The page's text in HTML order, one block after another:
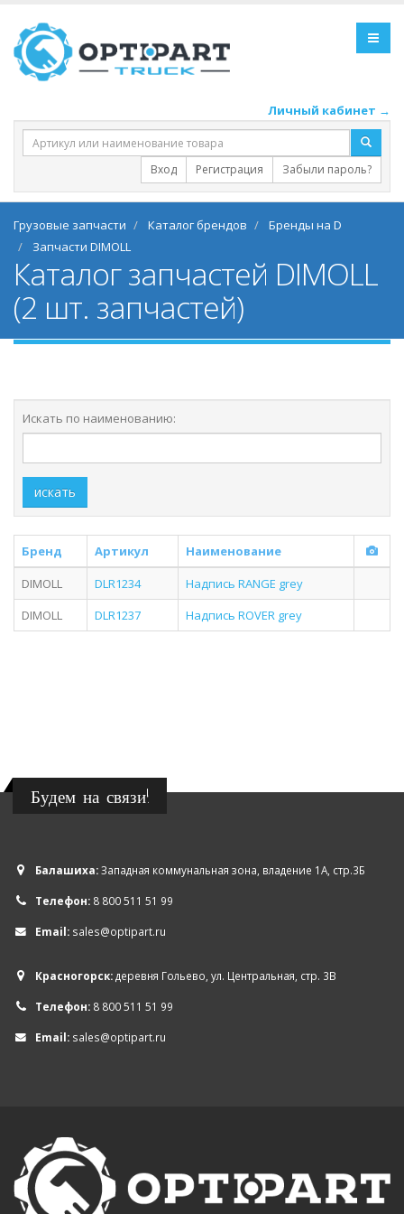
Личный кабинет →
Вход Регистрация Забыли пароль?
Грузовые запчасти Каталог брендов
Бренды на D
Запчасти DIMOLL
Каталог запчастей DIMOLL
(2 шт. запчастей)
Искать по наименованию:
искать
Бренд Артикул
Наименование
DIMOLL
DLR1234
Надпись RANGE grey
DIMOLL
DLR1237 Надпись ROVER grey
Будем на связи!
Балашиха:Западная коммунальная зона, владение 1А, стр.3Б
Телефон: 8 800 511 51 99
Email: sales@optipart.ru
Красногорск:деревня Гольево, ул. Центральная, стр. 3В
Телефон: 8 800 511 51 99
Email: sales@optipart.ru